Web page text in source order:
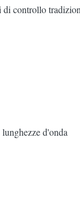
di controllo
d'onda